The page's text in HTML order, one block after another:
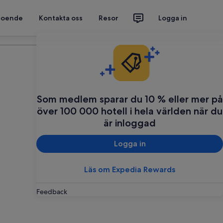
Kontakta oss Resor Logga in
Som medlem sparar du 10 % eller mer på
över 100 000 hotell i hela världen när du
är inloggad
Logga in
Läs om Expedia Rewards
Feedback